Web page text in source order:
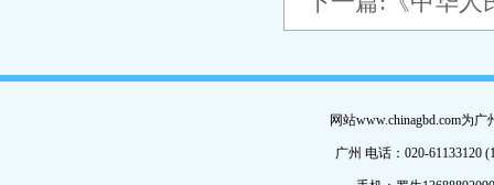
网站www.chinagbd.com为
广州 电话：020-61133120